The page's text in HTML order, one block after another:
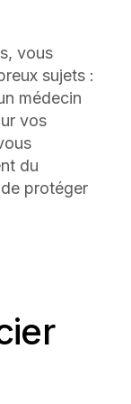
vous
sujets :
médecin
vos
du
protéger